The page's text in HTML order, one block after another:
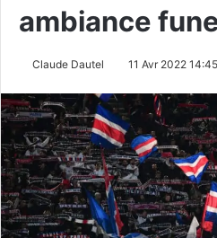
ambiance
Claude Dautel 11 Avr 2022